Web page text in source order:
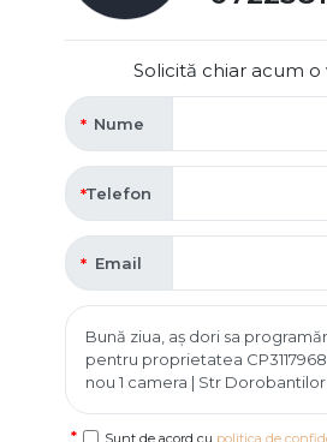
Solicită chiar acum o
Nume
Telefon
Email
Sunt de acord cu politica de